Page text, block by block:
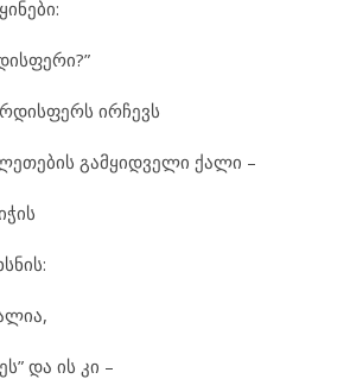
ყინები:
ფერი?”
დისფერს ირჩევს
თების გამყიდველი ქალი –
ჭის
ნის:
ლია,
და ის კი –